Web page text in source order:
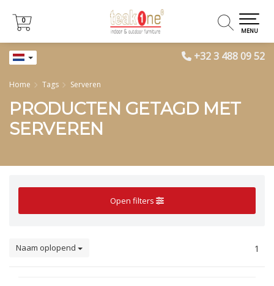
+32 3 488 09 52
0
0
MENU
Home Tags Serveren
PRODUCTEN GETAGD MET
SERVEREN
Open filters
Naam oplopend 1